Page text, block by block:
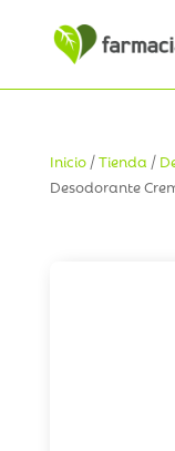
Inicio/Tienda /
Desodorante